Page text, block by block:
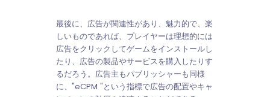
最後に、広告が関連性があり、魅力的で、楽
しいものであれば、プレイヤーは理想的には
広告をクリックしてゲームをインストールし
たり、広告の製品やサービスを購入したりす
るだろう。広告主もパブリッシャーも同様
に、"eCPM "という指標で広告の配置やキャ